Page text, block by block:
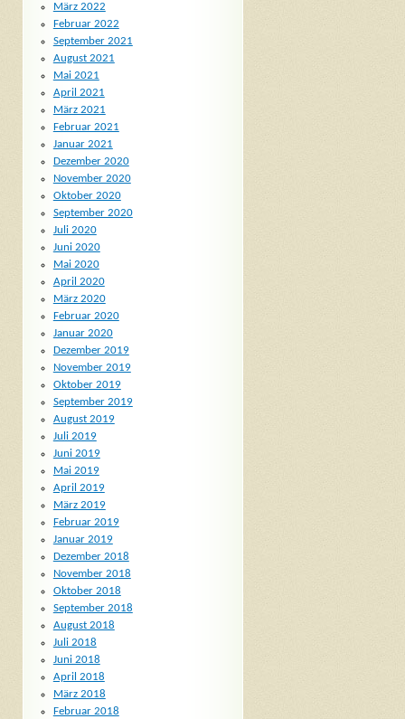
März 2022
Februar 2022
September 2021
August 2021
Mai 2021
April 2021
März 2021
Februar 2021
Januar 2021
Dezember 2020
November 2020
Oktober 2020
September 2020
Juli 2020
Juni 2020
Mai 2020
April 2020
März 2020
Februar 2020
Januar 2020
Dezember 2019
November 2019
Oktober 2019
September 2019
August 2019
Juli 2019
Juni 2019
Mai 2019
April 2019
März 2019
Februar 2019
Januar 2019
Dezember 2018
November 2018
Oktober 2018
September 2018
August 2018
Juli 2018
Juni 2018
April 2018
März 2018
Februar 2018